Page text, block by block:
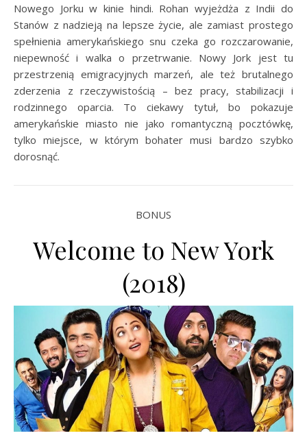
Nowego Jorku w kinie hindi. Rohan wyjeżdża z Indii do
Stanów z nadzieją na lepsze życie, ale zamiast prostego
spełnienia amerykańskiego snu czeka go rozczarowanie,
niepewność i walka o przetrwanie. Nowy Jork jest tu
przestrzenią emigracyjnych marzeń, ale też brutalnego
zderzenia z rzeczywistością – bez pracy, stabilizacji i
rodzinnego oparcia. To ciekawy tytuł, bo pokazuje
amerykańskie miasto nie jako romantyczną pocztówkę,
tylko miejsce, w którym bohater musi bardzo szybko
dorosnąć.
BONUS
Welcome to New York
(2018)